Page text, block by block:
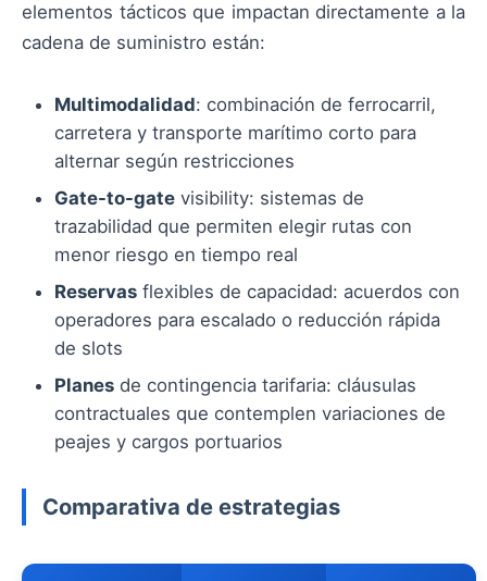
elementos tácticos que impactan directamente a la
cadena de suministro están:
Multimodalidad: combinación de ferrocarril,
carretera y transporte marítimo corto para
alternar según restricciones
Gate-to-gate visibility: sistemas de
trazabilidad que permiten elegir rutas con
menor riesgo en tiempo real
Reservas flexibles de capacidad: acuerdos con
operadores para escalado o reducción rápida
de slots
Planes de contingencia tarifaria: cláusulas
contractuales que contemplen variaciones de
peajes y cargos portuarios
Comparativa de estrategias